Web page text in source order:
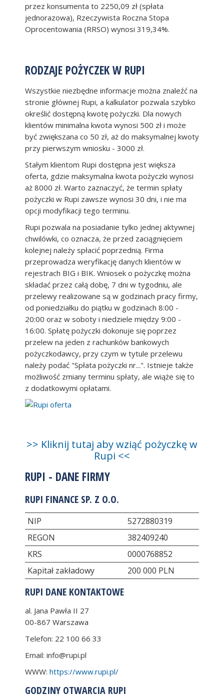
przez konsumenta to 2250,09 zł (spłata
jednorazowa), Rzeczywista Roczna Stopa
Oprocentowania (RRSO) wynosi 319,34%.
RODZAJE POŻYCZEK W RUPI
Wszystkie niezbędne informacje można znaleźć na
stronie głównej Rupi, a kalkulator pozwala szybko
określić dostępną kwotę pożyczki. Dla nowych
klientów minimalna kwota wynosi 500 zł i może
być zwiększana co 50 zł, aż do maksymalnej kwoty
przy pierwszym wniosku - 3000 zł.
Stałym klientom Rupi dostępna jest większa
oferta, gdzie maksymalna kwota pożyczki wynosi
aż 8000 zł. Warto zaznaczyć, że termin spłaty
pożyczki w Rupi zawsze wynosi 30 dni, i nie ma
opcji modyfikacji tego terminu.
Rupi pozwala na posiadanie tylko jednej aktywnej
chwilówki, co oznacza, że przed zaciągnięciem
kolejnej należy spłacić poprzednią. Firma
przeprowadza weryfikację danych klientów w
rejestrach BIG i BIK. Wniosek o pożyczkę można
składać przez całą dobę, 7 dni w tygodniu, ale
przelewy realizowane są w godzinach pracy firmy,
od poniedziałku do piątku w godzinach 8:00 -
20:00 oraz w soboty i niedziele między 9:00 -
16:00. Spłatę pożyczki dokonuje się poprzez
przelew na jeden z rachunków bankowych
pożyczkodawcy, przy czym w tytule przelewu
należy podać "Spłata pożyczki nr...". Istnieje także
możliwość zmiany terminu spłaty, ale wiąże się to
z dodatkowymi opłatami.
>> Kliknij tutaj aby wziąć pożyczkę w
Rupi <<
RUPI - DANE FIRMY
RUPI FINANCE SP. Z O.O.
NIP
5272880319
REGON
382409240
KRS
0000768852
Kapitał zakładowy
200 000 PLN
RUPI DANE KONTAKTOWE
al. Jana Pawła II 27
00-867 Warszawa
Telefon: 22 100 66 33
Email: info@rupi.pl
WWW: https://www.rupi.pl/
GODZINY OTWARCIA RUPI